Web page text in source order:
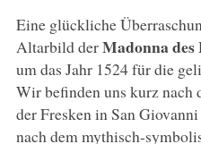
Eine glückliche
Altarbild derMadonna des
um das Jahr 1524 für die
Wir befinden uns kurz nach
der Fresken in San
nach dem mythisch-